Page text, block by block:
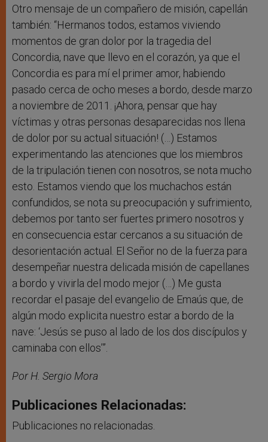
Otro mensaje de un compañero de misión, capellán
también: “Hermanos todos, estamos viviendo
momentos de gran dolor por la tragedia del
Concordia, nave que llevo en el corazón, ya que el
Concordia es para mí el primer amor, habiendo
pasado cerca de ocho meses a bordo, desde marzo
a noviembre de 2011. ¡Ahora, pensar que hay
víctimas y otras personas desaparecidas nos llena
de dolor por su actual situación! (…) Estamos
experimentando las atenciones que los miembros
de la tripulación tienen con nosotros, se nota mucho
esto. Estamos viendo que los muchachos están
confundidos, se nota su preocupación y sufrimiento,
debemos por tanto ser fuertes primero nosotros y
en consecuencia estar cercanos a su situación de
desorientación actual. El Señor no de la fuerza para
desempeñar nuestra delicada misión de capellanes
a bordo y vivirla del modo mejor (…) Me gusta
recordar el pasaje del evangelio de Emaús que, de
algún modo explicita nuestro estar a bordo de la
nave: ‘Jesús se puso al lado de los dos discípulos y
caminaba con ellos’”.
Por H. Sergio Mora
Publicaciones Relacionadas:
Publicaciones no relacionadas.